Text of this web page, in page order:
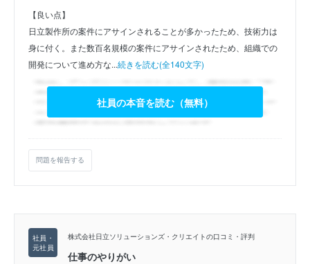
【良い点】
日立製作所の案件にアサインされることが多かったため、技術力は
身に付く。また数百名規模の案件にアサインされたため、組織での
開発について進め方な...続きを読む(全140文字)
社員の本音を読む（無料）
問題を報告する
株式会社日立ソリューションズ・クリエイトの口コミ・評判
仕事のやりがい